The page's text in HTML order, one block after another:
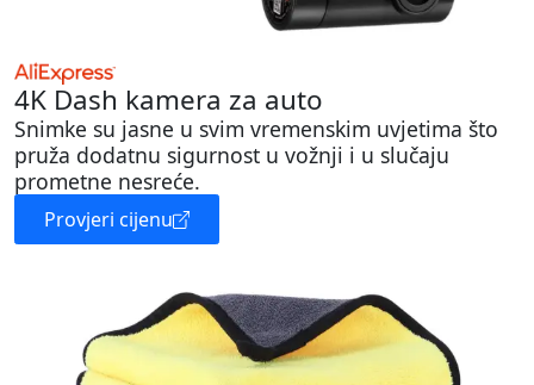
4K Dash kamera za auto
Snimke su jasne u svim vremenskim uvjetima što
pruža dodatnu sigurnost u vožnji i u slučaju
prometne nesreće.
Provjeri cijenu